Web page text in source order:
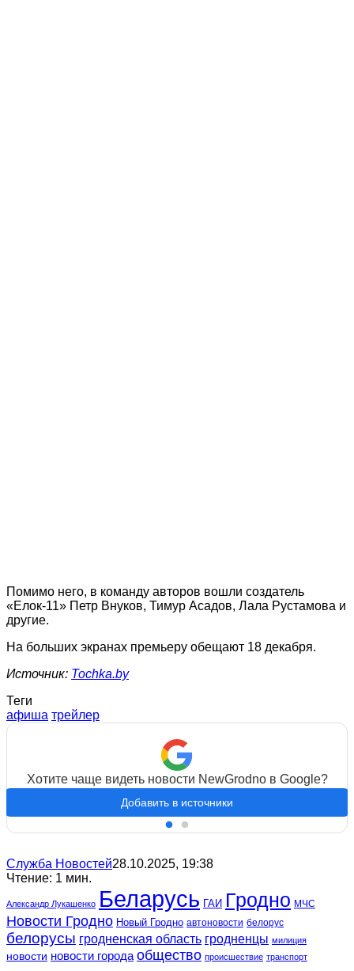
Помимо него, в команду авторов вошли создатель
«Елок-11» Петр Внуков, Тимур Асадов, Лала Рустамова и
другие.
На больших экранах премьеру обещают 18 декабря.
Источник: Tochka.by
Теги
афиша трейлер
Хотите чаще видеть новости NewGrodno в Google?
Добавить в источники
Служба Новостей28.10.2025, 19:38
Чтение: 1 мин.
Александр Лукашенко Беларусь ГАИ Гродно МЧС
Новости Гродно Новый Гродно автоновости белорус
белорусы гродненская область гродненцы милиция
новости новости города общество происшествие транспорт